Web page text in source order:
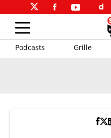
Podcasts Grille